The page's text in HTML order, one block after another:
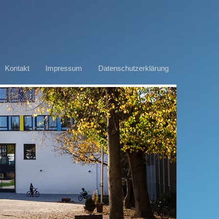
Kontakt Impressum Datenschutzerklärung